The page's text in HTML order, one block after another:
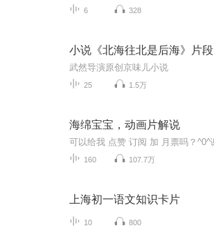
6 328
小说《北海往北是后海》片段
武然导演原创京味儿小说
25 1.5万
海绵宝宝，动画片解说
160 107.7万
上海初一语文知识卡片
10 800